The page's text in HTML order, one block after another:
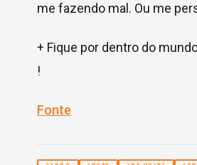
me fazendo mal. Ou me
+ Fique por dentro do
!
Fonte